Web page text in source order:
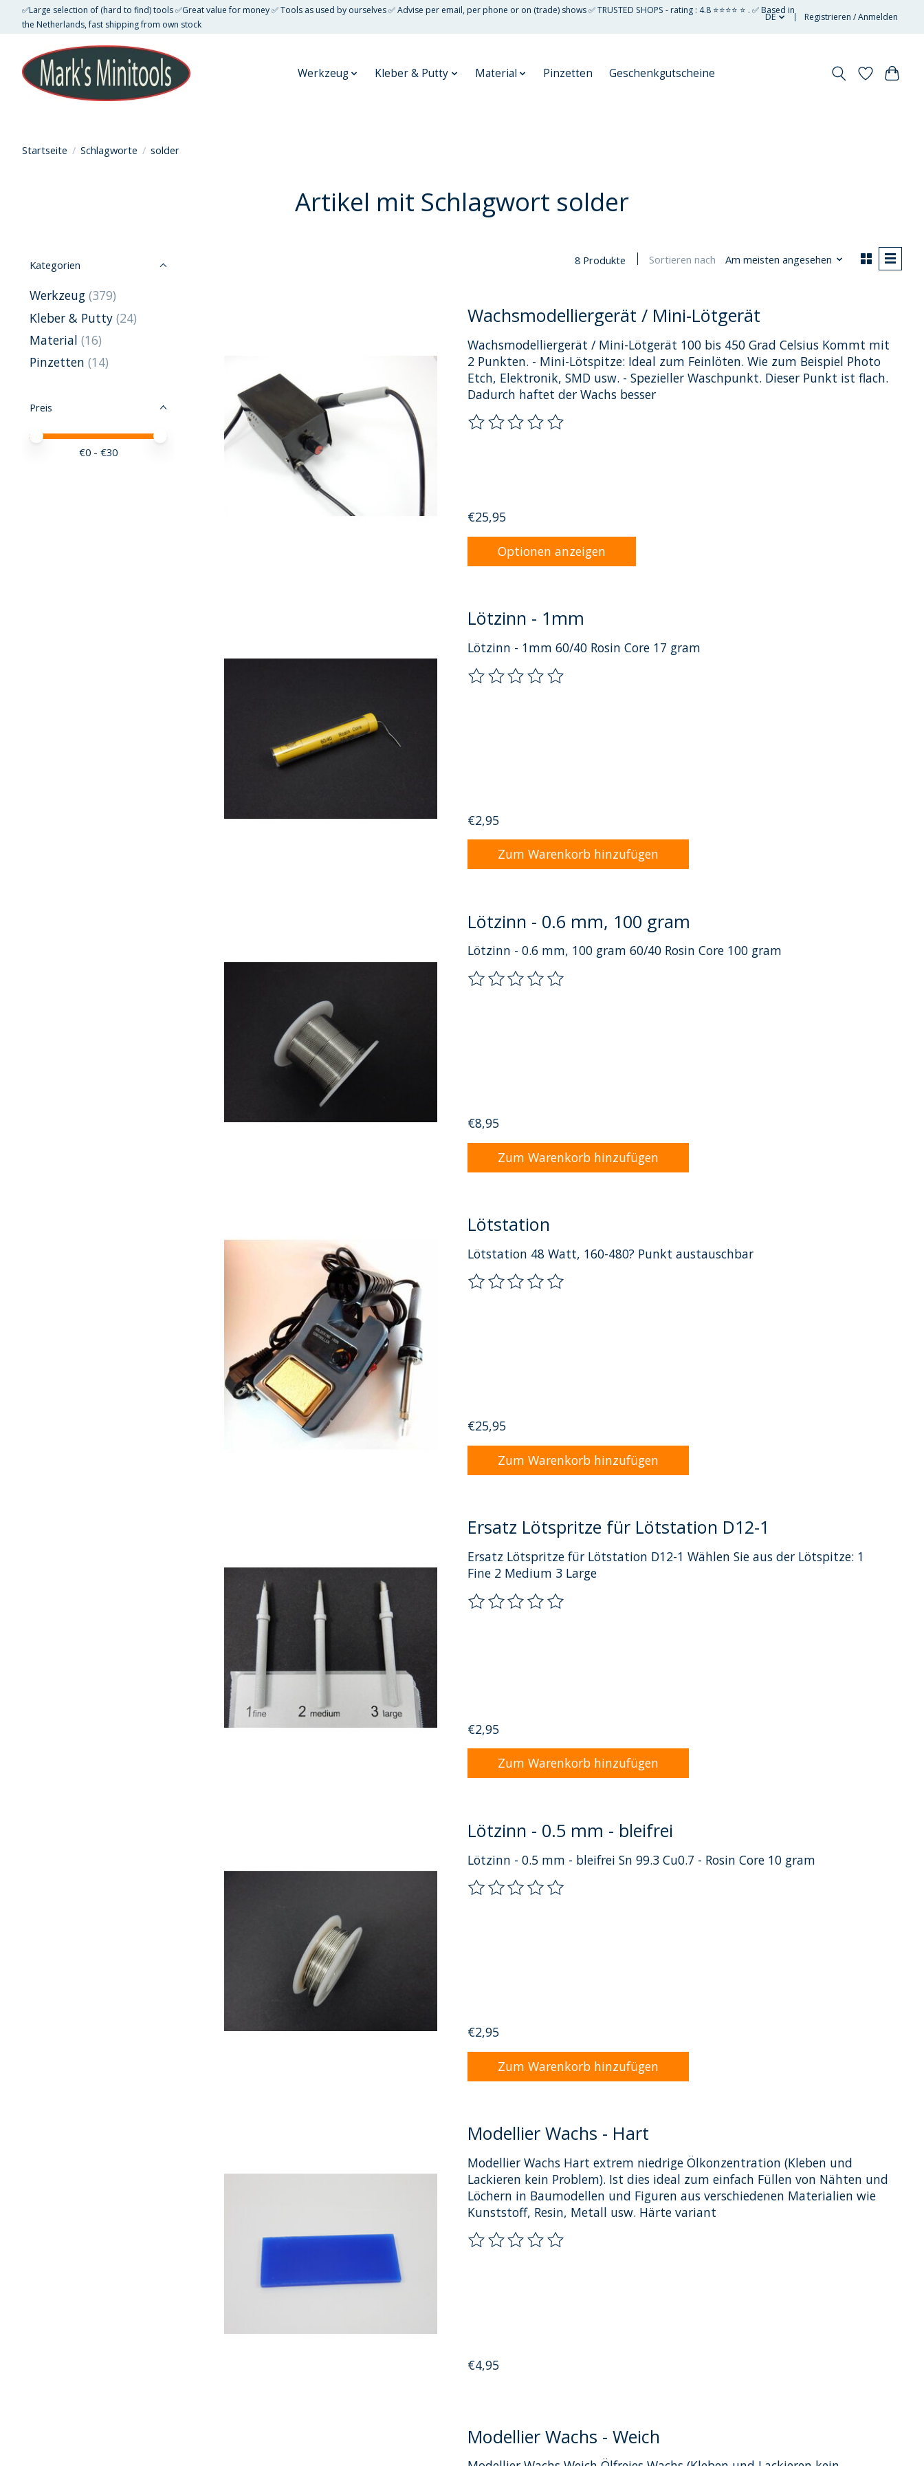
✅Large selection of (hard to find) tools ✅Great value for money ✅ Tools as used by ourselves ✅ Advise per email, per phone or on (trade) shows ✅ TRUSTED SHOPS - rating : 4.8 ⭐⭐⭐⭐ ⭐ . ✅ Based in
the Netherlands, fast shipping from own stock
DE Registrieren / Anmelden
Werkzeug Kleber & Putty Material Pinzetten Geschenkgutscheine
Startseite / Schlagworte / solder
Artikel mit Schlagwort solder
Kategorien
Werkzeug (379)
Kleber & Putty (24)
Material (16)
Pinzetten (14)
Preis
Preis – Mindestwert
Price maximum value
€0 - €30
8 Produkte Sortieren nach Am meisten angesehen
Wachsmodelliergerät / Mini-Lötgerät
Wachsmodelliergerät / Mini-Lötgerät 100 bis 450 Grad Celsius Kommt mit
2 Punkten. - Mini-Lötspitze: Ideal zum Feinlöten. Wie zum Beispiel Photo
Etch, Elektronik, SMD usw. - Spezieller Waschpunkt. Dieser Punkt ist flach.
Dadurch haftet der Wachs besser
Die Bewertung dieses Produkts ist
€25,95
Optionen anzeigen
Lötzinn - 1mm
Lötzinn - 1mm 60/40 Rosin Core 17 gram
Die Bewertung dieses Produkts ist
€2,95
Zum Warenkorb hinzufügen
Lötzinn - 0.6 mm, 100 gram
Lötzinn - 0.6 mm, 100 gram 60/40 Rosin Core 100 gram
Die Bewertung dieses Produkts ist
€8,95
Zum Warenkorb hinzufügen
Lötstation
Lötstation 48 Watt, 160-480? Punkt austauschbar
Die Bewertung dieses Produkts ist
€25,95
Zum Warenkorb hinzufügen
Ersatz Lötspritze für Lötstation D12-1
Ersatz Lötspritze für Lötstation D12-1 Wählen Sie aus der Lötspitze: 1
Fine 2 Medium 3 Large
Die Bewertung dieses Produkts ist
€2,95
Zum Warenkorb hinzufügen
Lötzinn - 0.5 mm - bleifrei
Lötzinn - 0.5 mm - bleifrei Sn 99.3 Cu0.7 - Rosin Core 10 gram
Die Bewertung dieses Produkts ist
€2,95
Zum Warenkorb hinzufügen
Modellier Wachs - Hart
Modellier Wachs Hart extrem niedrige Ölkonzentration (Kleben und
Lackieren kein Problem). Ist dies ideal zum einfach Füllen von Nähten und
Löchern in Baumodellen und Figuren aus verschiedenen Materialien wie
Kunststoff, Resin, Metall usw. Härte variant
Die Bewertung dieses Produkts ist
€4,95
Modellier Wachs - Weich